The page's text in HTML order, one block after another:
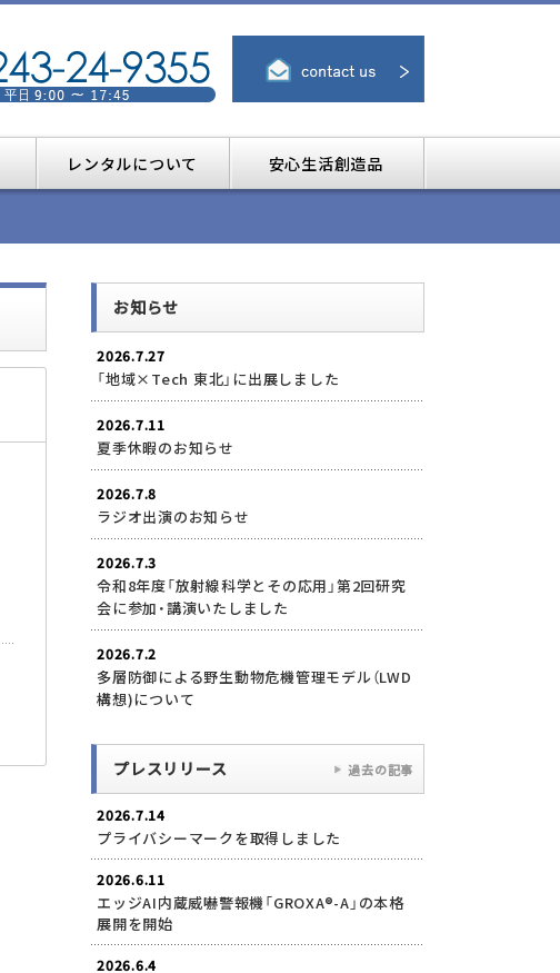
レンタルについて 安心生活創造品
お知らせ
2026.7.27
「地域×Tech 東北」に出展しました
2026.7.11
夏季休暇のお知らせ
2026.7.8
ラジオ出演のお知らせ
2026.7.3
令和8年度「放射線科学とその応用」第2回研究
会に参加・講演いたしました
2026.7.2
多層防御による野生動物危機管理モデル（LWD
構想)について
プレスリリース
2026.7.14
プライバシーマークを取得しました
2026.6.11
エッジAI内蔵威嚇警報機「GROXA®-A」の本格
展開を開始
2026.6.4
過去の記事